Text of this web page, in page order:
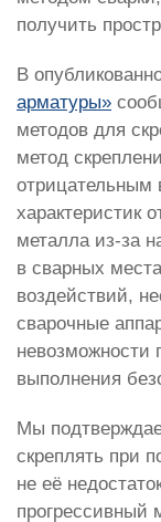
получить
В
арматуры»
методов для
метод
отрицательным
характеристик
металла из-за
в сварных
воздействий,
сварочные
невозможности
выполнения
Мы
скреплять при
не её
прогрессивный